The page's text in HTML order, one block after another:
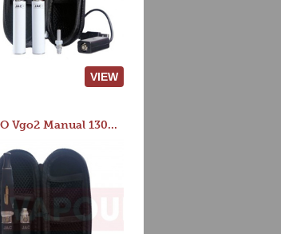
VIEW
PRO Vgo2 Manual 1300mAh Kit